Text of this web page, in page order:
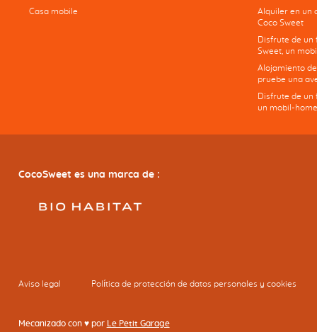
Casa mobile
Alquiler en un
Coco Sweet
Disfrute de un
Sweet, un
Alojamiento
pruebe una
Disfrute de un
un mobil-
CocoSweet es una marca de :
Aviso legal Política de protección de datos personales y cookies
Mecanizado con ♥ por Le Petit Garage